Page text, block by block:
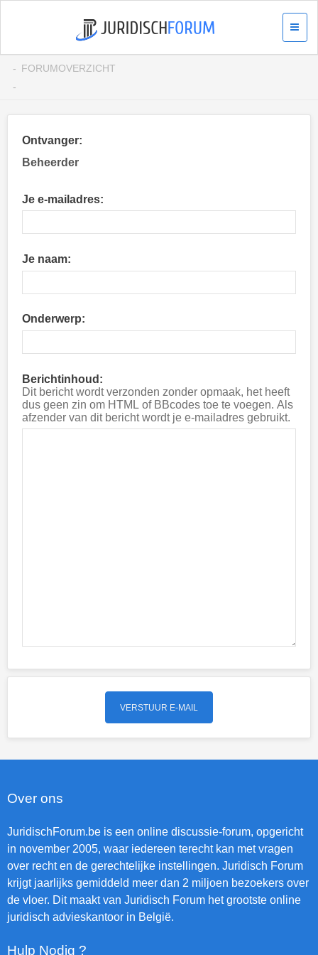
FORUMOVERZICHT
Ontvanger:
Beheerder
Je e-mailadres:
Je naam:
Onderwerp:
Berichtinhoud:
Dit bericht wordt verzonden zonder opmaak, het heeft
dus geen zin om HTML of BBcodes toe te voegen. Als
afzender van dit bericht wordt je e-mailadres gebruikt.
Over ons
JuridischForum.be is een online discussie-forum, opgericht
in november 2005, waar iedereen terecht kan met vragen
over recht en de gerechtelijke instellingen. Juridisch Forum
krijgt jaarlijks gemiddeld meer dan 2 miljoen bezoekers over
de vloer. Dit maakt van Juridisch Forum het grootste online
juridisch advieskantoor in België.
Hulp Nodig ?